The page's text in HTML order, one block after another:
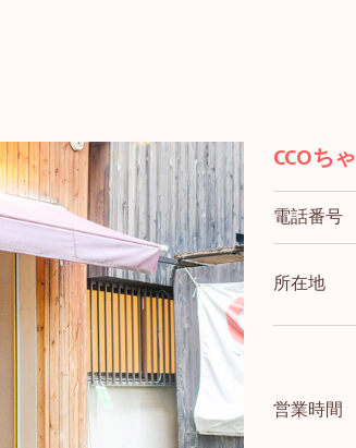
CCOちゃ
電話番号
所在地
営業時間